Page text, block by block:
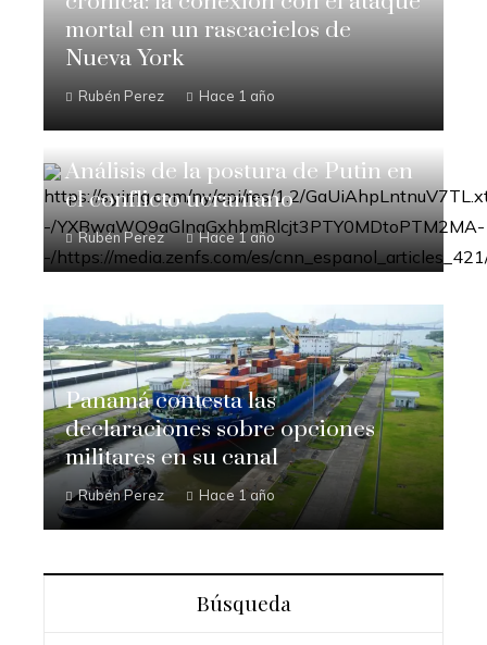
mortal en un rascacielos de
Nueva York
Rubén Perez Hace 1 año
Análisis de la postura de Putin en
el conflicto ucraniano
Rubén Perez Hace 1 año
Panamá contesta las
declaraciones sobre opciones
militares en su canal
Rubén Perez Hace 1 año
Búsqueda